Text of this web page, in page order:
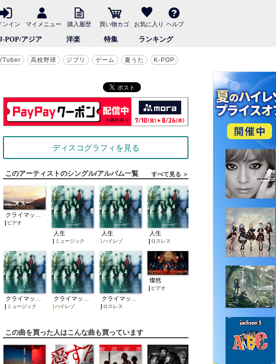
ンイン マイメニュー 購入履歴 買い物カゴ お気に入り ヘルプ
POP/アジア 洋楽 特集 ランキング
高校野球 ジブリ ゲーム 夏うた K-POP
ディスコグラフィを見る
このアーティストのシングル/アルバム一覧 すべて見る ＞
ビデオ
人生
ミュージック
人生
ハイレゾ
人生
ロスレス
クライマックス
ミュージック
クライマックス
ハイレゾ
クライマックス
ロスレス
燦然
ビデオ
この曲を買った人はこんな曲も買っています